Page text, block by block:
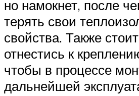
но намокнет, после
терять свои
свойства. Также
отнестись к
чтобы в процессе
дальнейшей